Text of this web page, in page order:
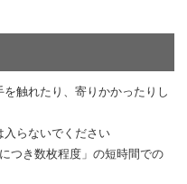
触れたり、寄りかかったりし
らないでください
つき数枚程度」の短時間での